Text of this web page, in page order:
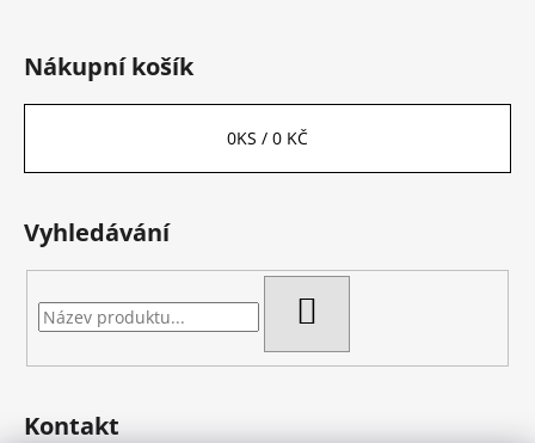
Nákupní košík
0KS / 0 KČ
Vyhledávání
Kontakt